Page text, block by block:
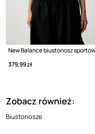
379,99 zł
Zobacz również:
Biustonosze